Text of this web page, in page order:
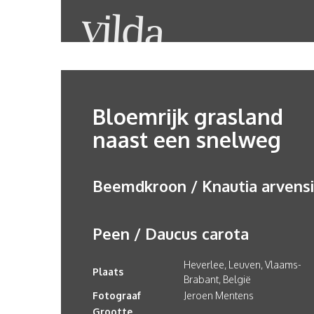
Bloemrijk grasland
naast een snelweg
Beemdkroon / Knautia
Peen / Daucus carota
Plaats
Heverlee, Leuven, Vlaams-
Brabant, België
Fotograaf
Jeroen Mentens
Grootte